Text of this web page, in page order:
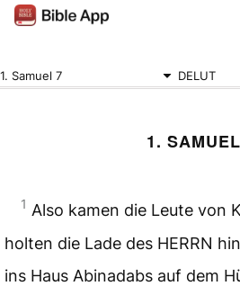
1. Samuel 7 DELUT
1.
1 Also kamen die Leute von
holten die Lade des HERRN
ins Haus Abinadabs auf dem